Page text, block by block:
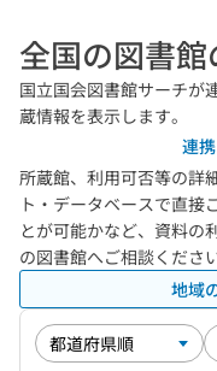
全国の図書
国立国会図書館サーチが
蔵情報を表示します。
連
所蔵館、利用可否等の詳
ト・データベースで直接
とが可能かなど、資料の
の図書館へご相談くださ
地域